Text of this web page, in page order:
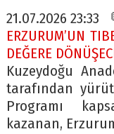
21.07.2026
ERZURUM’UN
DEĞERE
Kuzeydoğu
tarafından
Programı
kazanan,